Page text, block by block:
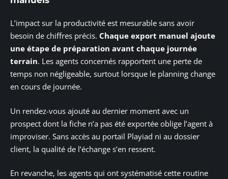
L’impact sur la productivité est mesurable sans avoir
besoin de chiffres précis. Chaque export manuel ajoute
une étape de préparation avant chaque journée
terrain. Les agents concernés rapportent une perte de
temps non négligeable, surtout lorsque le planning change
en cours de journée.
Un rendez-vous ajouté au dernier moment avec un
prospect dont la fiche n’a pas été exportée oblige l’agent à
improviser. Sans accès au portail Playiad ni au dossier
client, la qualité de l’échange s’en ressent.
En revanche, les agents qui ont systématisé cette routine